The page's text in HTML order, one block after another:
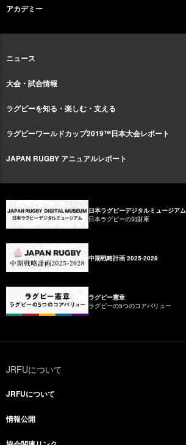
アカデミー
ニュース
大会・試合情報
ラグビーを知る・楽しむ・支える
ラグビーワールドカップ2019™日本大会レポート
JAPAN RUGBY アニュアルレポート
日本ラグビーデジタルミュージアム
日本ラグビーの知財庫
中期戦略計画 2025-2028
ラグビー憲章
ラグビーの5つのコアバリュー
JRFUについて
JRFUについて
情報公開